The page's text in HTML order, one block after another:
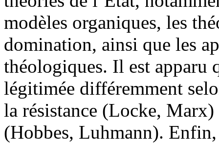
modèles organiques, les
domination, ainsi que les
théologiques. Il est apparu
légitimée différemment
la résistance (Locke,
(Hobbes, Luhmann).